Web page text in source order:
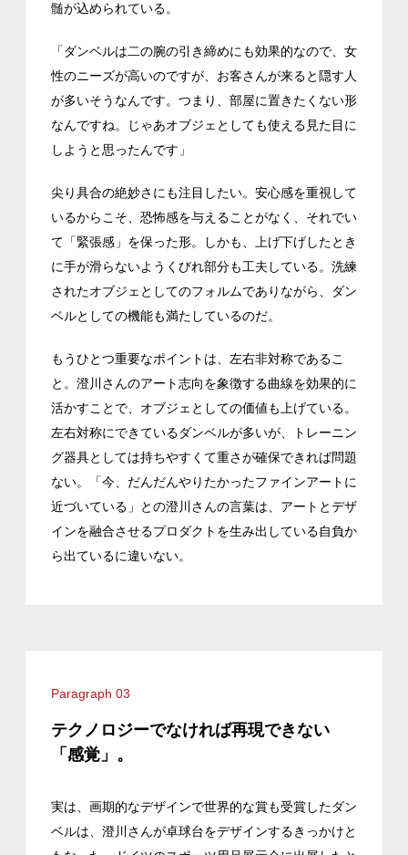
髄が込められている。
「ダンベルは二の腕の引き締めにも効果的なので、女
性のニーズが高いのですが、お客さんが来ると隠す人
が多いそうなんです。つまり、部屋に置きたくない形
なんですね。じゃあオブジェとしても使える見た目に
しようと思ったんです」
尖り具合の絶妙さにも注目したい。安心感を重視して
いるからこそ、恐怖感を与えることがなく、それでい
て「緊張感」を保った形。しかも、上げ下げしたとき
に手が滑らないようくびれ部分も工夫している。洗練
されたオブジェとしてのフォルムでありながら、ダン
ベルとしての機能も満たしているのだ。
もうひとつ重要なポイントは、左右非対称であるこ
と。澄川さんのアート志向を象徴する曲線を効果的に
活かすことで、オブジェとしての価値も上げている。
左右対称にできているダンベルが多いが、トレーニン
グ器具としては持ちやすくて重さが確保できれば問題
ない。「今、だんだんやりたかったファインアートに
近づいている」との澄川さんの言葉は、アートとデザ
インを融合させるプロダクトを生み出している自負か
ら出ているに違いない。
Paragraph 03
テクノロジーでなければ再現できない
「感覚」。
実は、画期的なデザインで世界的な賞も受賞したダン
ベルは、澄川さんが卓球台をデザインするきっかけと